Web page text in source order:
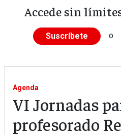
Pasar al contenido principal
Accede sin
Suscríbete o
Agenda
VI Jornadas
profesorado